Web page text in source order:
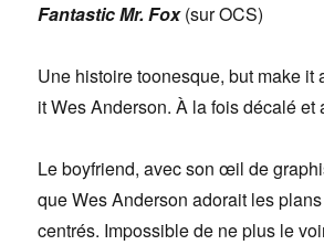
Fantastic Mr. Fox(sur OCS)
Une histoire toonesque, but make it
it Wes Anderson. À la fois décalé et
Le boyfriend, avec son œil de
que Wes Anderson adorait les
centrés. Impossible de ne plus le